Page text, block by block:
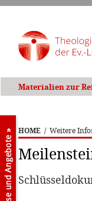
Materialien zur
HOME / Weitere